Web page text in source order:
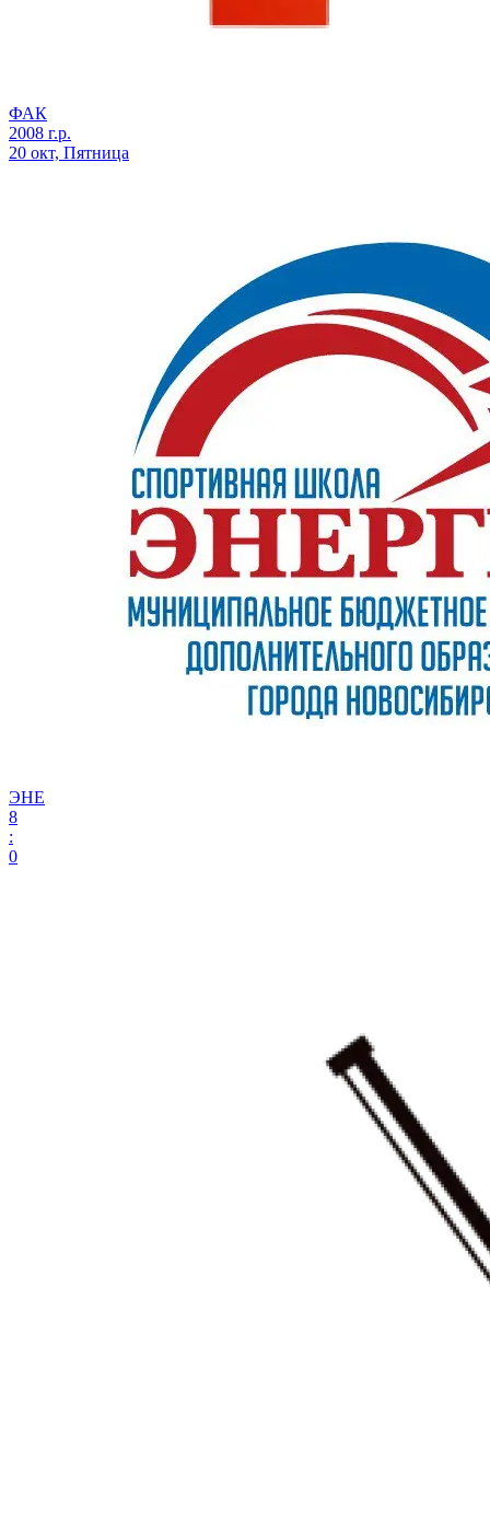
ФАК
2008 г.р.
20 окт, Пятница
ЭНЕ
8
:
0